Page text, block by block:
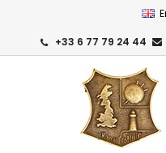
+33 6 77 79 24 44